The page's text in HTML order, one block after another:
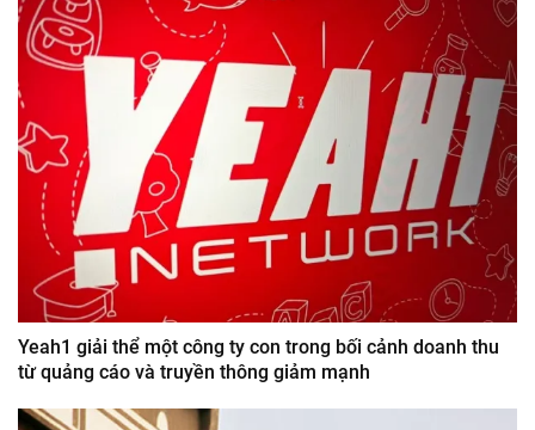
Yeah1 giải thể một công ty con trong bối cảnh doanh thu
từ quảng cáo và truyền thông giảm mạnh